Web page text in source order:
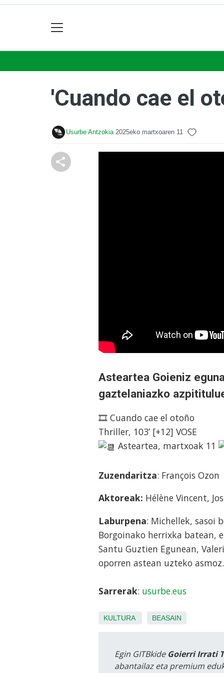
'Cuando cae el
Usurbe Antzokia 2025eko martxoaren 11
Asteartea Goieniz
gaztelaniazko
🎞️ Cuando cae el otoño
Thriller, 103’ [+12] VOSE
Asteartea, martxoak 11
Zuzendaritza: François Ozon
Aktoreak: Hélène Vincent,
Laburpena: Michellek, sasoi
Borgoinako herrixka batean,
Santu Guztien Egunean,
oporren astean uzteko
Sarrerak: usurbe.eus
KULTURA BEASAIN
Egin GITBkide Goierri Irrati
abantailaz eta premium